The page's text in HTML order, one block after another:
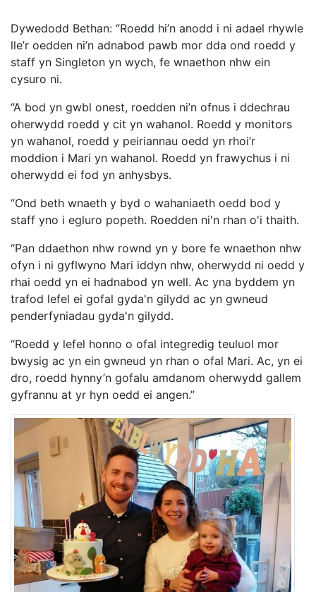
Dywedodd Bethan: “Roedd hi’n anodd i ni adael rhywle
lle’r oedden ni’n adnabod pawb mor dda ond roedd y
staff yn Singleton yn wych, fe wnaethon nhw ein
cysuro ni.
“A bod yn gwbl onest, roedden ni’n ofnus i ddechrau
oherwydd roedd y cit yn wahanol. Roedd y monitors
yn wahanol, roedd y peiriannau oedd yn rhoi’r
moddion i Mari yn wahanol. Roedd yn frawychus i ni
oherwydd ei fod yn anhysbys.
“Ond beth wnaeth y byd o wahaniaeth oedd bod y
staff yno i egluro popeth. Roedden ni'n rhan o'i thaith.
“Pan ddaethon nhw rownd yn y bore fe wnaethon nhw
ofyn i ni gyflwyno Mari iddyn nhw, oherwydd ni oedd y
rhai oedd yn ei hadnabod yn well. Ac yna byddem yn
trafod lefel ei gofal gyda'n gilydd ac yn gwneud
penderfyniadau gyda'n gilydd.
“Roedd y lefel honno o ofal integredig teuluol mor
bwysig ac yn ein gwneud yn rhan o ofal Mari. Ac, yn ei
dro, roedd hynny’n gofalu amdanom oherwydd gallem
gyfrannu at yr hyn oedd ei angen.”